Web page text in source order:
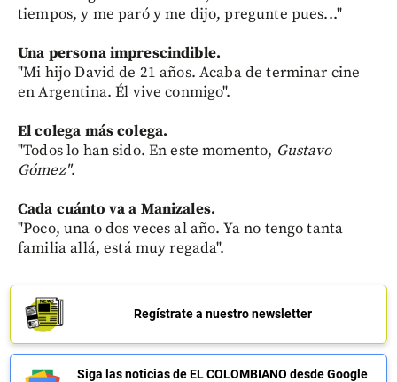
tiempos, y me paró y me dijo, pregunte pues..."
Una persona imprescindible.
"Mi hijo David de 21 años. Acaba de terminar cine
en Argentina. Él vive conmigo".
El colega más colega.
"Todos lo han sido. En este momento, Gustavo
Gómez".
Cada cuánto va a Manizales.
"Poco, una o dos veces al año. Ya no tengo tanta
familia allá, está muy regada".
Regístrate a nuestro newsletter
Siga las noticias de EL COLOMBIANO desde Google